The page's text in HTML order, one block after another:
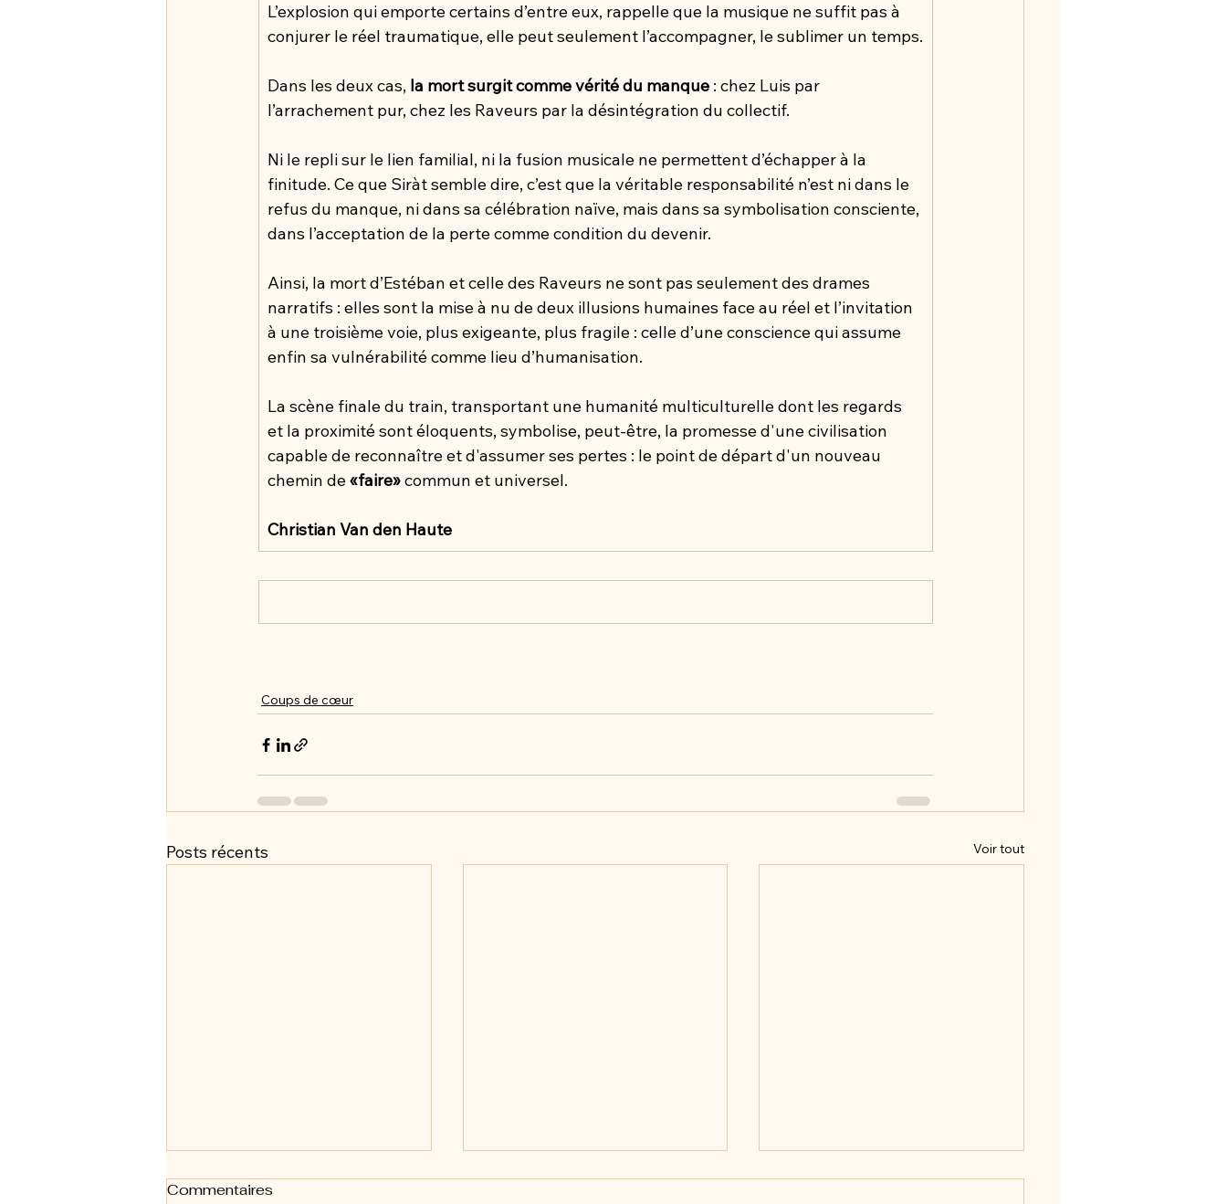
L’explosion qui emporte certains d’entre eux, rappelle que la musique ne suffit pas à
conjurer le réel traumatique, elle peut seulement l’accompagner, le sublimer un temps.
Dans les deux cas, la mort surgit comme vérité du manque : chez Luis par
l’arrachement pur, chez les Raveurs par la désintégration du collectif.
Ni le repli sur le lien familial, ni la fusion musicale ne permettent d’échapper à la
finitude. Ce que Siràt semble dire, c’est que la véritable responsabilité n’est ni dans le
refus du manque, ni dans sa célébration naïve, mais dans sa symbolisation consciente,
dans l’acceptation de la perte comme condition du devenir.
Ainsi, la mort d’Estéban et celle des Raveurs ne sont pas seulement des drames
narratifs : elles sont la mise à nu de deux illusions humaines face au réel et l’invitation
à une troisième voie, plus exigeante, plus fragile : celle d’une conscience qui assume
enfin sa vulnérabilité comme lieu d’humanisation.
La scène finale du train, transportant une humanité multiculturelle dont les regards
et la proximité sont éloquents, symbolise, peut-être, la promesse d'une civilisation
capable de reconnaître et d'assumer ses pertes : le point de départ d'un nouveau
chemin de «faire» commun et universel.
Christian Van den Haute
Coups de cœur
Posts récents Voir tout
Commentaires